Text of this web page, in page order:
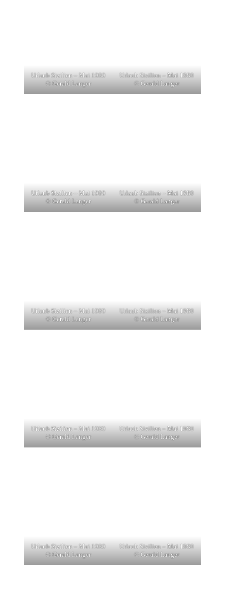
Urlaub Sizilien – Mai 1980
© Gerald Langer
Urlaub Sizilien – Mai 1980
© Gerald Langer
Urlaub Sizilien – Mai 1980
© Gerald Langer
Urlaub Sizilien – Mai 1980
© Gerald Langer
Urlaub Sizilien – Mai 1980
© Gerald Langer
Urlaub Sizilien – Mai 1980
© Gerald Langer
Urlaub Sizilien – Mai 1980
© Gerald Langer
Urlaub Sizilien – Mai 1980
© Gerald Langer
Urlaub Sizilien – Mai 1980
© Gerald Langer
Urlaub Sizilien – Mai 1980
© Gerald Langer